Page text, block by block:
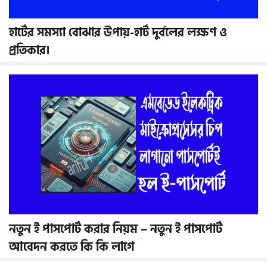
হার্টের সমস্যা বোঝার উপায়-হার্ট দুর্বলের লক্ষণ ও
প্রতিকার।
নতুন ই পাসপোর্ট করার নিয়ম – নতুন ই পাসপোর্ট
আবেদন করতে কি কি লাগে